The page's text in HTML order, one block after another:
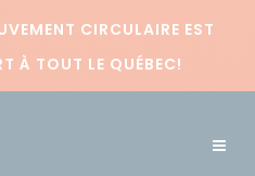
CIRCULAIRE EST
À TOUT LE QUÉBEC!